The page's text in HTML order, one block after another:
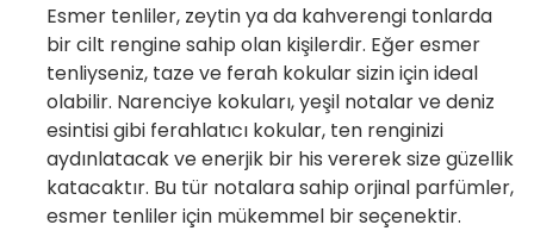
Esmer tenliler, zeytin ya da kahverengi tonlarda
bir cilt rengine sahip olan kişilerdir. Eğer esmer
tenliyseniz, taze ve ferah kokular sizin için ideal
olabilir. Narenciye kokuları, yeşil notalar ve deniz
esintisi gibi ferahlatıcı kokular, ten renginizi
aydınlatacak ve enerjik bir his vererek size güzellik
katacaktır. Bu tür notalara sahip orjinal parfümler,
esmer tenliler için mükemmel bir seçenektir.